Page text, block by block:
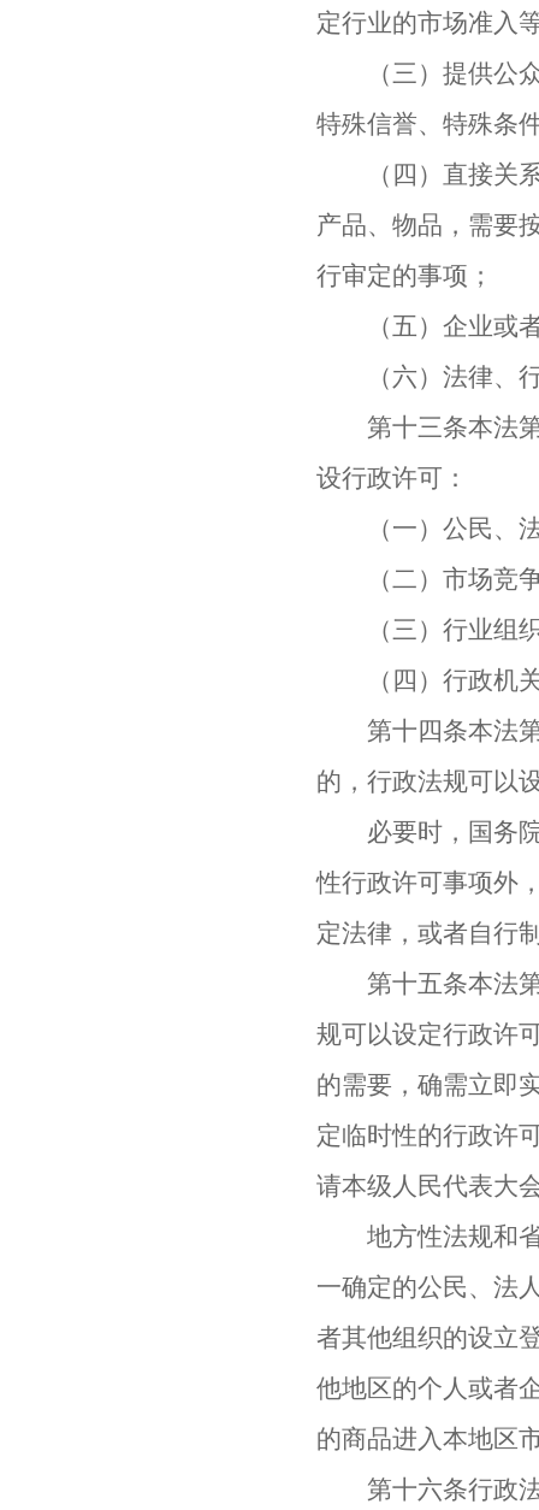
定行业的市场准入
（三）提供公众
特殊信誉、特殊条
（四）直接关系
产品、物品，需要
行审定的事项；
（五）企业或者
（六）法律、行
第十三条本法第
设行政许可：
（一）公民、法
（二）市场竞争
（三）行业组织
（四）行政机关
第十四条本法第
的，行政法规可以
必要时，国务院
性行政许可事项外
定法律，或者自行
第十五条本法第
规可以设定行政许
的需要，确需立即
定临时性的行政许
请本级人民代表大
地方性法规和省
一确定的公民、法
者其他组织的设立
他地区的个人或者
的商品进入本地区
第十六条行政法